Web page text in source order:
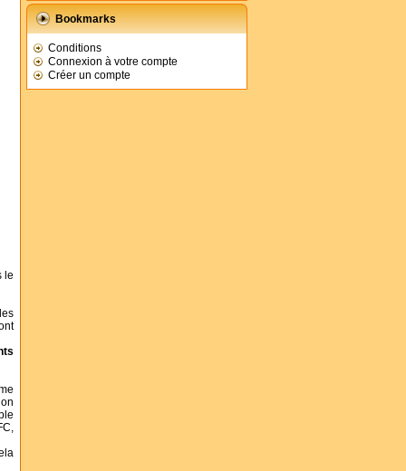
le
Bookmarks
Conditions
Connexion à votre compte
Créer un compte